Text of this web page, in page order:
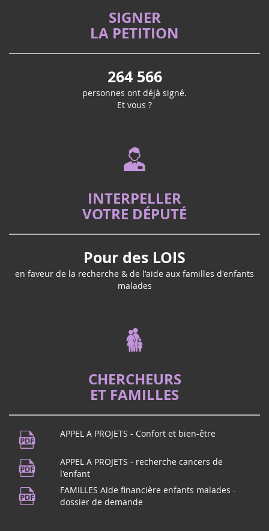
SIGNER
LA PETITION
264 566
personnes ont déjà signé.
Et vous ?
INTERPELLER
VOTRE DÉPUTÉ
Pour des LOIS
en faveur de la recherche & de l'aide aux familles d'enfants
malades
CHERCHEURS
ET FAMILLES
APPEL A PROJETS - Confort et bien-être
APPEL A PROJETS - recherche cancers de
l'enfant
FAMILLES Aide financière enfants malades -
dossier de demande